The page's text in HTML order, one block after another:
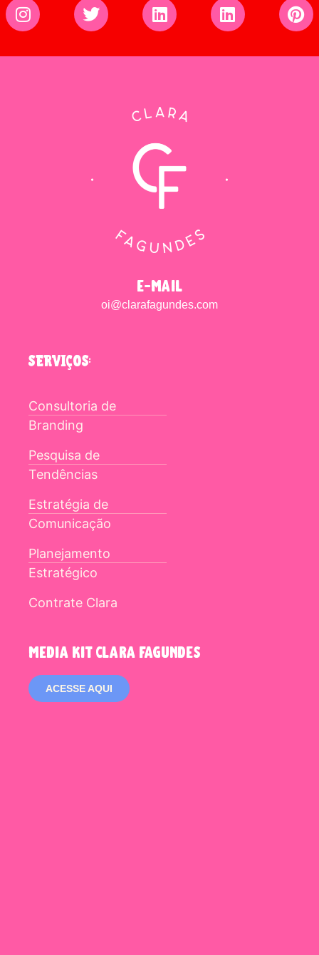
e-mail
oi@clarafagundes.com
SERVIÇOS:
Consultoria de
Branding
Pesquisa de
Tendências
Estratégia de
Comunicação
Planejamento
Estratégico
Contrate Clara
media kit clara fagundes
ACESSE AQUI